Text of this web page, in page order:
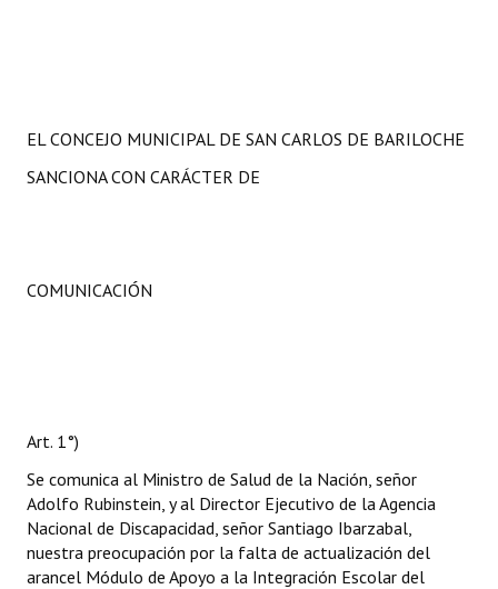
EL CONCEJO MUNICIPAL DE SAN CARLOS DE BARILOCHE
SANCIONA CON CARÁCTER DE
COMUNICACIÓN
Art. 1°)
Se comunica al Ministro de Salud de la Nación, señor
Adolfo Rubinstein, y al Director Ejecutivo de la Agencia
Nacional de Discapacidad, señor Santiago Ibarzabal,
nuestra preocupación por la falta de actualización del
arancel Módulo de Apoyo a la Integración Escolar del